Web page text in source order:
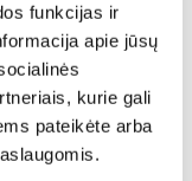
funkcijas ir
apie jūsų
kurie gali
pateikėte arba